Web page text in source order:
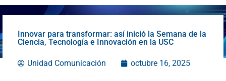
Innovar para transformar: así inició la Semana de la
Ciencia, Tecnología e Innovación en la USC
Unidad Comunicación octubre 16, 2025